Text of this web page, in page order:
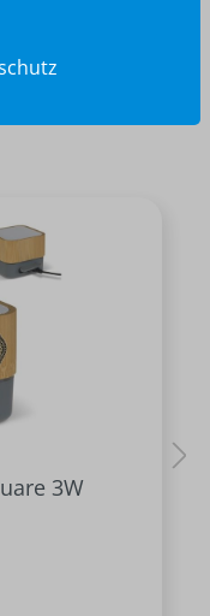
3W